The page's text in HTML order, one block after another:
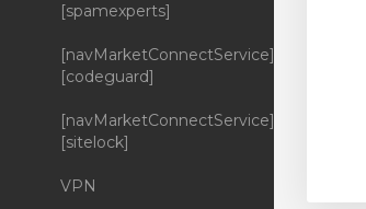
[spamexperts]
[navMarketConnectService]
[codeguard]
[navMarketConnectService]
[sitelock]
VPN